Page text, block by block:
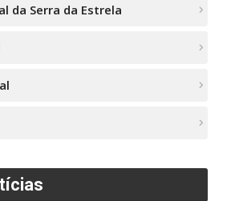
da Serra da Estrela